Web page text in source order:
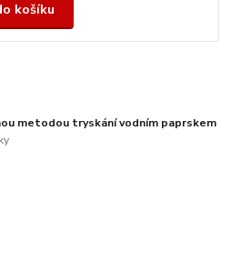
košíku
metodou tryskání vodním paprskem